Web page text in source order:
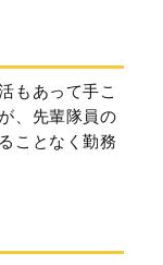
もあって手こ
、先輩隊員の
ことなく勤務